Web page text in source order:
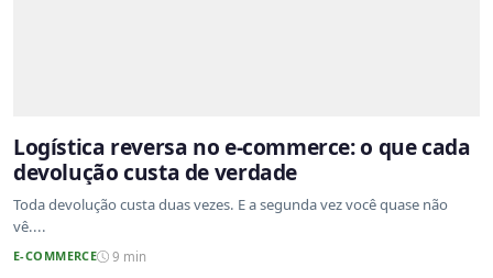
Logística reversa no e-commerce: o que cada
devolução custa de verdade
Toda devolução custa duas vezes. E a segunda vez você quase não
vê....
E-COMMERCE 9 min